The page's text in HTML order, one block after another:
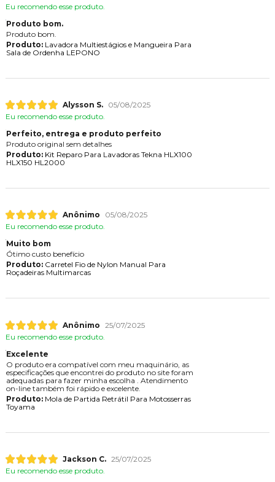
Eu recomendo esse produto.
Produto bom.
Produto bom.
Produto:Lavadora Multiestágios e Mangueira Para
Sala de Ordenha LEPONO
Alysson S.
05/08/2025
Eu recomendo esse produto.
Perfeito, entrega e produto perfeito
Produto original sem detalhes
Produto:Kit Reparo Para Lavadoras Tekna HLX100
HLX150 HL2000
Anônimo
05/08/2025
Eu recomendo esse produto.
Muito bom
Ótimo custo benefício
Produto:Carretel Fio de Nylon Manual Para
Roçadeiras Multimarcas
Anônimo 25/07/2025
Eu recomendo esse produto.
Excelente
O produto era compatível com meu maquinário, as
especificações que encontrei do produto no site foram
adequadas para fazer minha escolha . Atendimento
on-line também foi rápido e excelente.
Produto:Mola de Partida Retrátil Para Motosserras
Toyama
Jackson C. 25/07/2025
Eu recomendo esse produto.